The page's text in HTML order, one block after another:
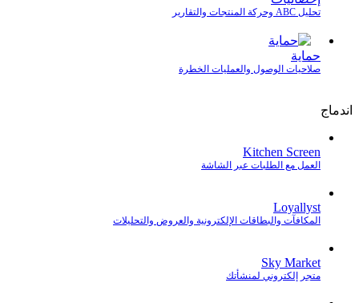
تحليل ABC وحركة المنتجات والتقارير
حماية
صلاحيات الوصول والعمليات الخطرة
اندماج
Kitchen Screen
العمل مع الطلبات عبر الشاشة
Loyallyst
المكافآت والبطاقات الإلكترونية والعروض والتحليلات
Sky Market
متجر إلكتروني لمنشأتك